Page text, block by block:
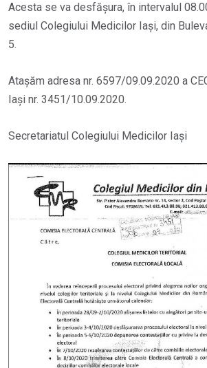
Acesta se va desfășura, în intervalul
sediul Colegiului Medicilor Iași, din
5.
Atașăm adresa nr. 6597/09.09.2020 a
Iași nr. 3451/10.09.2020.
Secretariatul Colegiului Medicilor Iași